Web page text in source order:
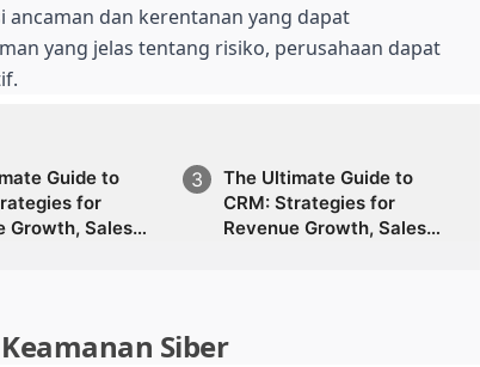
dan kerentanan yang dapat
yang jelas tentang risiko, perusahaan dapat
Guide to
for
Growth, Sales
Accuracy,
The Ultimate Guide to
CRM: Strategies for
Revenue Growth, Sales
Forecasting Accuracy,
Siber